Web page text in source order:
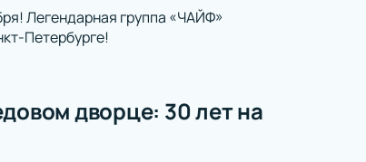
Легендарная группа «ЧАЙФ»
Петербурге!
дворце: 30 лет на